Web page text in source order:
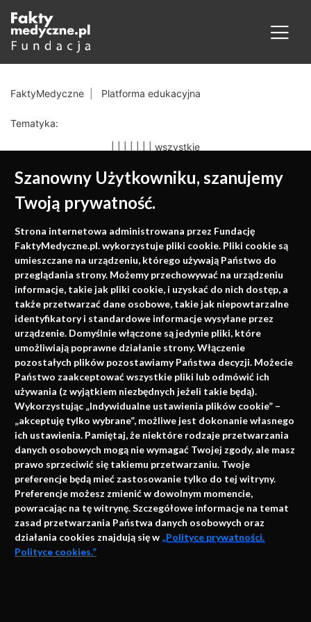
Szanowny Użytkowniku, szanujemy
Twoją prywatność.
Strona internetowa administrowana przez Fundację
FaktyMedyczne.pl. wykorzystuje pliki cookie. Pliki cookie są
umieszczane na urządzeniu, którego używają Państwo do
przeglądania strony. Możemy przechowywać na urządzeniu
informacje, takie jak pliki cookie, i uzyskać do nich dostęp, a
także przetwarzać dane osobowe, takie jak niepowtarzalne
identyfikatory i standardowe informacje wysyłane przez
urządzenie. Domyślnie włączone są jedynie pliki, które
umożliwiają poprawne działanie strony. Włączenie
pozostałych plików pozostawiamy Państwa decyzji. Możecie
Państwo zaakceptować wszystkie pliki lub odmówić ich
używania (z wyjątkiem niezbędnych jeżeli takie będą).
Wykorzystując „Indywidualne ustawienia plików cookie” –
„akceptuję tylko wybrane”, możliwe jest dokonanie własnego
ich ustawienia. Pamiętaj, że niektóre rodzaje przetwarzania
danych osobowych mogą nie wymagać Twojej zgody, ale masz
prawo sprzeciwić się takiemu przetwarzaniu. Twoje
preferencje będą mieć zastosowanie tylko do tej witryny.
Preferencje możesz zmienić w dowolnym momencie,
powracając na tę witrynę. Szczegółowe informacje na temat
zasad przetwarzania Państwa danych osobowych oraz
działania cookies znajdują się w „Polityce prywatności.
Polityce cookies.”
FaktyMedyczne Platforma edukacyjna
Tematyka:
wszystkie
Medycyna oparta na
faktach
Konferencje, szkolenia, e-learning, wydawnictwo
Napisz do nas
info@faktymedyczne.pl
ul. Towarowa 2
43-460 Wisła
Redakcja medyczna:
ul. Wolności 338b